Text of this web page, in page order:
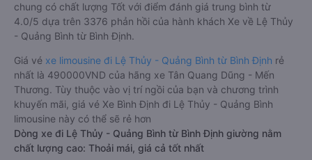
chung có chất lượng Tốt với điểm đánh giá trung bình từ
4.0/5 dựa trên 3376 phản hồi của hành khách Xe về Lệ Thủy
- Quảng Bình từ Bình Định.
Giá vé xe limousine đi Lệ Thủy - Quảng Bình từ Bình Định rẻ
nhất là 490000VND của hãng xe Tân Quang Dũng - Mến
Thương. Tùy thuộc vào vị trí ngồi của bạn và chương trình
khuyến mãi, giá vé Xe Bình Định đi Lệ Thủy - Quảng Bình
limousine này có thể sẽ rẻ hơn
Dòng xe đi Lệ Thủy - Quảng Bình từ Bình Định giường nằm
chất lượng cao: Thoải mái, giá cả tốt nhất